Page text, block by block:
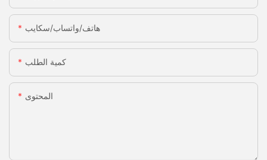
هاتف/واتساب/سكايب
كمية الطلب
المحتوى